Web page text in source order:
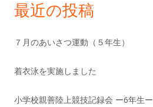
最近の投稿
７月のあいさつ運動（５年生）
着衣泳を実施しました
小学校親善陸上競技記録会 ー6年生ー